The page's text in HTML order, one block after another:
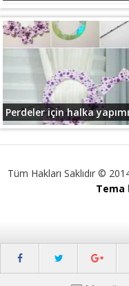
Perdeler için halka
Tüm Hakları Saklıdır ©
Tema